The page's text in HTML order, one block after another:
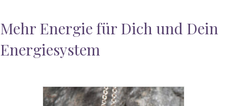
Mehr Energie für Dich und Dein
Energiesystem